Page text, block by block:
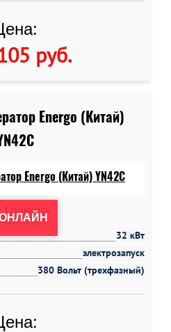
руб.
Energo (Китай)
Сравнить
32 кВт
электрозапуск
380 Вольт (трехфазный)